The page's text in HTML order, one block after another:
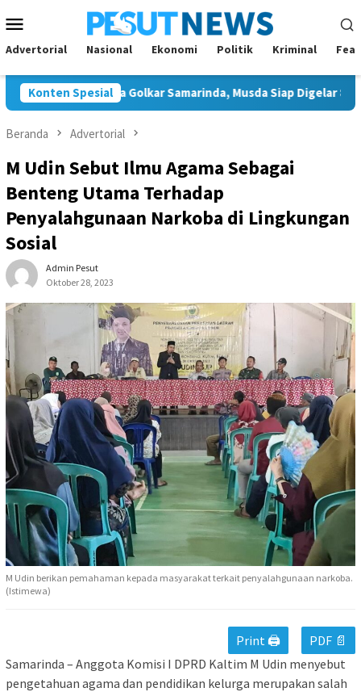
ke
kontenMobile
Advertorial Nasional Ekonomi Politik Kriminal
Konten Spesial
Ketua Golkar Samarinda, Musda Siap Digelar 8 Agustus
Beranda Advertorial
M Udin Sebut Ilmu Agama Sebagai
Benteng Utama Terhadap
Penyalahgunaan Narkoba di Lingkungan
Sosial
Admin Pesut
Oktober 28, 2023
M Udin berikan pemahaman kepada masyarakat terkait penyalahgunaan narkoba.
(Istimewa)
Print 🖨
PDF 📄
Samarinda – Anggota Komisi I DPRD Kaltim M Udin menyebut
pengetahuan agama dan pendidikan kelurga merupakan salah